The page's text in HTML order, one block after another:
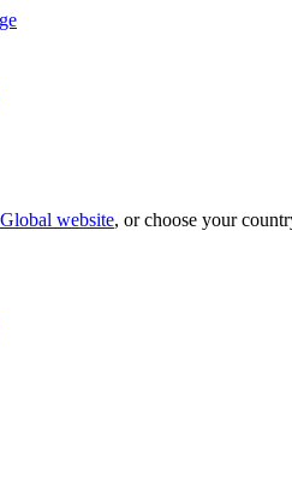
website, or choose your